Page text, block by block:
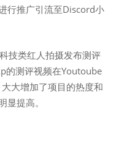
行推广引流至Discord小
技类红人拍摄发布测评
的测评视频在Youtoube
大增加了项目的热度和
显提高。